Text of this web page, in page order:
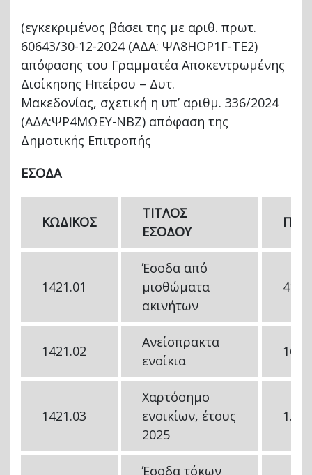
(εγκεκριμένος βάσει της με αριθ. πρωτ.
60643/30-12-2024 (ΑΔΑ: ΨΛ8ΗΟΡ1Γ-ΤΕ2)
απόφασης του Γραμματέα Αποκεντρωμένης
Διοίκησης Ηπείρου – Δυτ.
Μακεδονίας, σχετική η υπ’ αριθμ. 336/2024
(ΑΔΑ:ΨΡ4ΜΩΕΥ-ΝΒΖ) απόφαση της
Δημοτικής Επιτροπής
ΕΣΟΔΑ
ΚΩΔΙΚΟΣ
ΤΙΤΛΟΣ
ΕΣΟΔΟΥ
1421.01
Έσοδα από
μισθώματα
ακινήτων
1421.02
Ανείσπρακτα
ενοίκια
1421.03
Χαρτόσημο
ενοικίων, έτους
2025
Έσοδα τόκων